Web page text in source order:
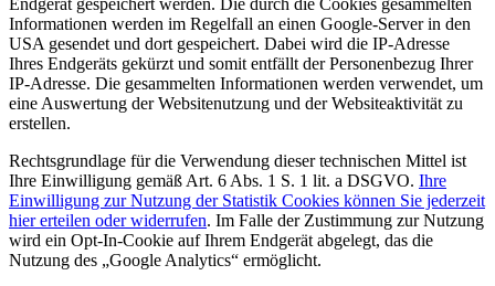
Endgerät gespeichert werden. Die durch die Cookies gesammelten
Informationen werden im Regelfall an einen Google-Server in den
USA gesendet und dort gespeichert. Dabei wird die IP-Adresse
Ihres Endgeräts gekürzt und somit entfällt der Personenbezug Ihrer
IP-Adresse. Die gesammelten Informationen werden verwendet, um
eine Auswertung der Websitenutzung und der Websiteaktivität zu
erstellen.
Rechtsgrundlage für die Verwendung dieser technischen Mittel ist
Ihre Einwilligung gemäß Art. 6 Abs. 1 S. 1 lit. a DSGVO. Ihre
Einwilligung zur Nutzung der Statistik Cookies können Sie jederzeit
hier erteilen oder widerrufen. Im Falle der Zustimmung zur Nutzung
wird ein Opt-In-Cookie auf Ihrem Endgerät abgelegt, das die
Nutzung des „Google Analytics“ ermöglicht.